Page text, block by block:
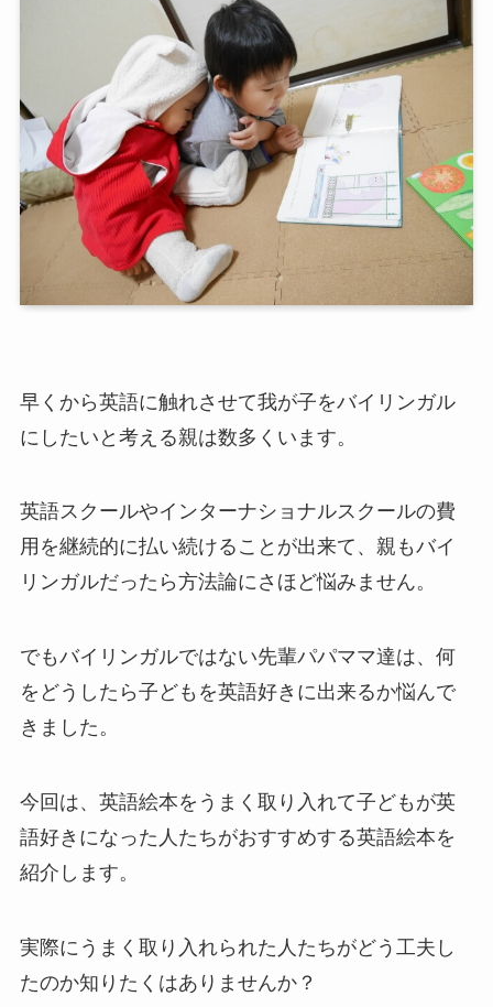
早くから英語に触れさせて我が子をバイリンガル
にしたいと考える親は数多くいます。
英語スクールやインターナショナルスクールの費
用を継続的に払い続けることが出来て、親もバイ
リンガルだったら方法論にさほど悩みません。
でもバイリンガルではない先輩パパママ達は、何
をどうしたら子どもを英語好きに出来るか悩んで
きました。
今回は、英語絵本をうまく取り入れて子どもが英
語好きになった人たちがおすすめする英語絵本を
紹介します。
実際にうまく取り入れられた人たちがどう工夫し
たのか知りたくはありませんか？